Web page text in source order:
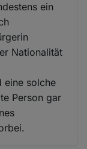
ein
Nationalität
eine solche
Person gar